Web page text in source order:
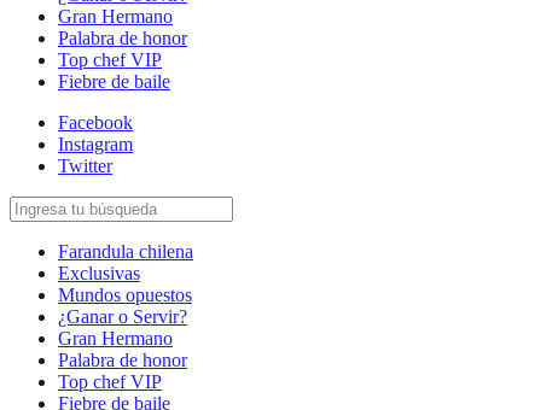
Gran Hermano
Palabra de honor
Top chef VIP
Fiebre de baile
Facebook
Instagram
Twitter
Farandula chilena
Exclusivas
Mundos opuestos
¿Ganar o Servir?
Gran Hermano
Palabra de honor
Top chef VIP
Fiebre de baile